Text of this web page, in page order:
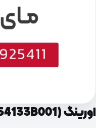
اورینگ (454133B001)